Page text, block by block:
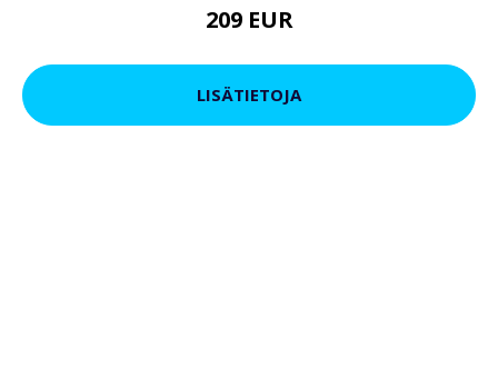
209 EUR
LISÄTIETOJA